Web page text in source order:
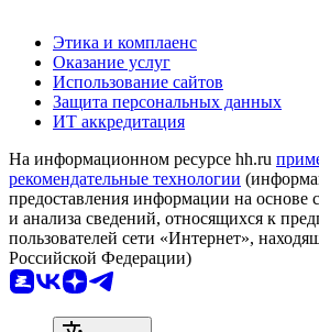
Этика и комплаенс
Оказание услуг
Использование сайтов
Защита персональных данных
ИТ аккредитация
На информационном ресурсе hh.ru
рекомендательные технологии
предоставления информации на основе
и анализа сведений, относящихся к
пользователей сети «Интернет»,
Российской Федерации)